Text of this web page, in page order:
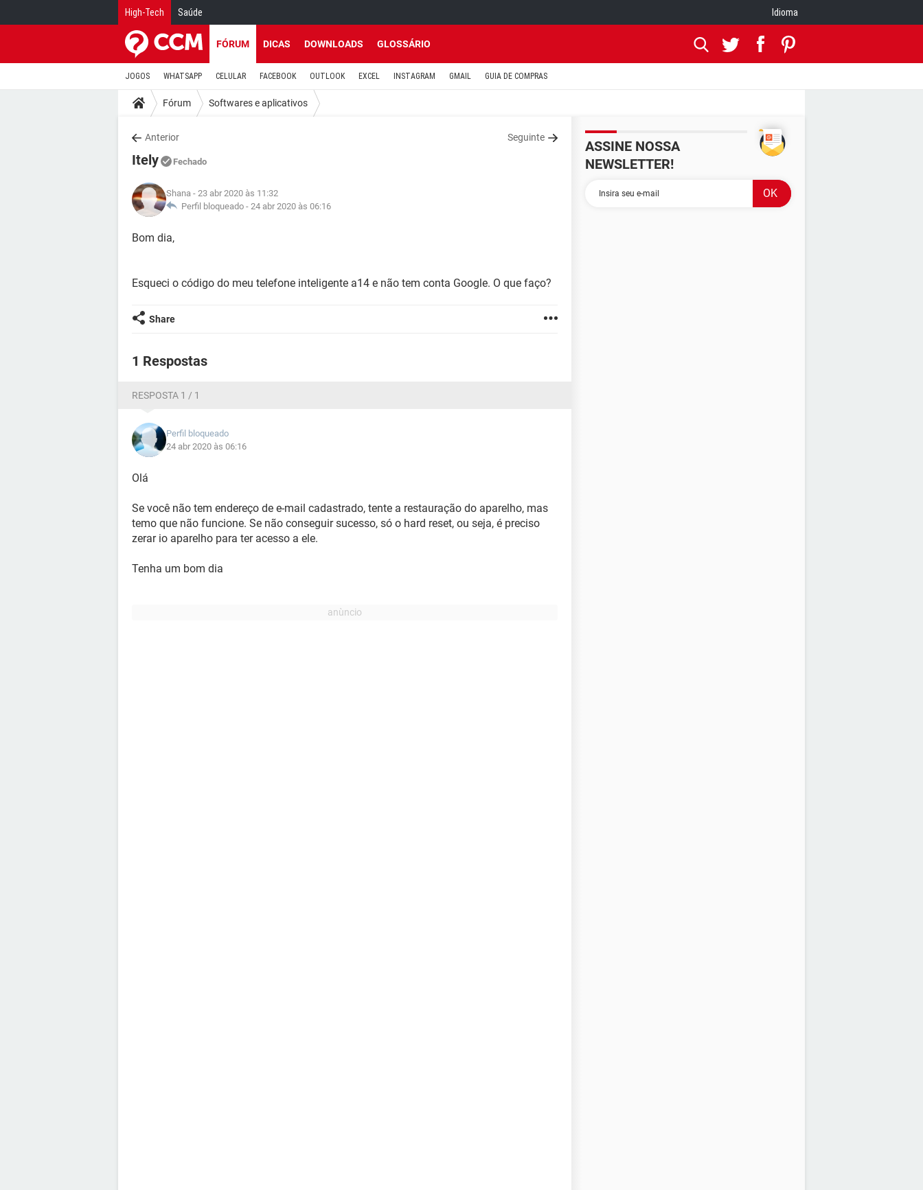
High-Tech Saúde Idioma
FÓRUM DICAS DOWNLOADS GLOSSÁRIO
JOGOS WHATSAPP CELULAR FACEBOOK OUTLOOK EXCEL INSTAGRAM GMAIL GUIA DE COMPRAS
Fórum Softwares e aplicativos
Anterior Seguinte
Itely Fechado
Shana - 23 abr 2020 às 11:32
Perfil bloqueado - 24 abr 2020 às 06:16
Bom dia,
Esqueci o código do meu telefone inteligente a14 e não tem conta Google. O que faço?
Share
1 Respostas
RESPOSTA 1 / 1
Perfil bloqueado
24 abr 2020 às 06:16
Olá
Se você não tem endereço de e-mail cadastrado, tente a restauração do aparelho, mas
temo que não funcione. Se não conseguir sucesso, só o hard reset, ou seja, é preciso
zerar io aparelho para ter acesso a ele.
Tenha um bom dia
ASSINE NOSSA
NEWSLETTER!